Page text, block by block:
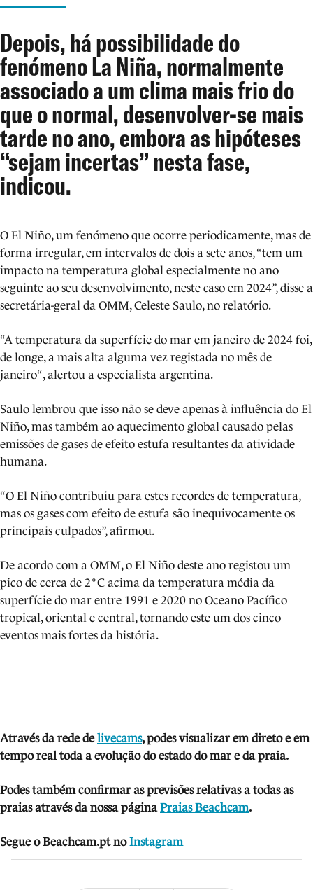
Depois, há possibilidade do
fenómeno La Niña, normalmente
associado a um clima mais frio do
que o normal, desenvolver-se mais
tarde no ano, embora as hipóteses
“sejam incertas” nesta fase,
indicou.
O El Niño, um fenómeno que ocorre periodicamente, mas de
forma irregular, em intervalos de dois a sete anos, “tem um
impacto na temperatura global especialmente no ano
seguinte ao seu desenvolvimento, neste caso em 2024”, disse a
secretária-geral da OMM, Celeste Saulo, no relatório.
“A temperatura da superfície do mar em janeiro de 2024 foi,
de longe, a mais alta alguma vez registada no mês de
janeiro“, alertou a especialista argentina.
Saulo lembrou que isso não se deve apenas à influência do El
Niño, mas também ao aquecimento global causado pelas
emissões de gases de efeito estufa resultantes da atividade
humana.
“O El Niño contribuiu para estes recordes de temperatura,
mas os gases com efeito de estufa são inequivocamente os
principais culpados”, afirmou.
De acordo com a OMM, o El Niño deste ano registou um
pico de cerca de 2°C acima da temperatura média da
superfície do mar entre 1991 e 2020 no Oceano Pacífico
tropical, oriental e central, tornando este um dos cinco
eventos mais fortes da história.
Através da rede delivecams, podes visualizar em direto e em
tempo real toda a evolução do estado do mar e da praia.
Podes também confirmar as previsões relativas a todas as
praias através da nossa páginaPraias Beachcam.
Segue o Beachcam.pt no Instagram